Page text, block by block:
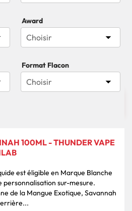
Award
Choisir 
Format Flacon
Choisir 
100ML - THUNDER VAPE
est éligible en Marque Blanche
personnalisation sur-mesure.
de la Mangue Exotique, Savannah